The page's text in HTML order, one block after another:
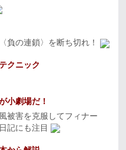
負の連鎖〉を断ち切れ！
クニック
小劇場だ！
被害を克服してフィナー
記にも注目